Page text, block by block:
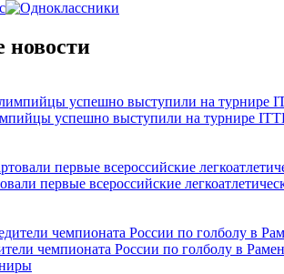
новости
успешно выступили на турнире
первые всероссийские
чемпионата России по голболу в